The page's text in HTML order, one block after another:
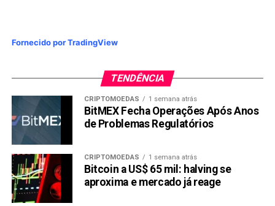
da contribuição DAS-MEI
MEI, inicie 2020 com desconto de 30% no carro zero
KM
Fornecido por TradingView
TENDÊNCIA
CRIPTOMOEDAS 1 semana atrás
BitMEX Fecha Operações Após Anos
de Problemas Regulatórios
CRIPTOMOEDAS 1 semana atrás
Bitcoin a US$ 65 mil: halving se
aproxima e mercado já reage